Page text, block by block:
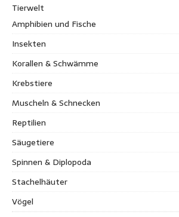
Tierwelt
Amphibien und Fische
Insekten
Korallen & Schwämme
Krebstiere
Muscheln & Schnecken
Reptilien
Säugetiere
Spinnen & Diplopoda
Stachelhäuter
Vögel